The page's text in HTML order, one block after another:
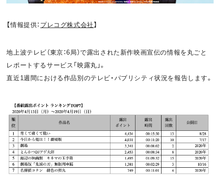
OFFICIAL
T
w
t
t
e
r
F
c
e
b
o
P
d
c
a
s
【情報提供： プレコグ株式会社】
地上波テレビ（東京：6局）で露出された新作映画宣伝の情報を丸ごと
レポートするサービス「映露丸」。
直近1週間における作品別のテレビ・パブリシティ状況を報告します。